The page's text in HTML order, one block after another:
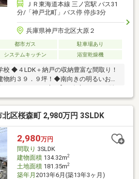
ＪＲ東海道本線 三ノ宮駅 バス31
分/「神戸北町」バス停 停歩3分
兵庫県神戸市北区大原２
都市ガス
駐車場あり
システムキッチン 浴室乾燥機
◆４LDK＋納戸の収納豊富な間取り！
約３９．９坪！◆南向きの明るいお庭
ング上貼り、ハウスクリーニング、建具
交換■ 脱衣所：洗面化粧台交換、洗濯水
張替■ 浴室：ユニットバス交換（浴室
：１階・２階交換、クッションフロア
外壁塗装（屋根は令和６年７月に塗装
立２台駐車可能）
区桜森町 2,980万円 3SLDK
2,980万円
間取り 3SLDK
建物面積134.32m2
土地面積181.35m2
築年月 2013年6月(築13年3ヶ月)